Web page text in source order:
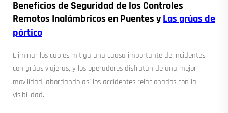
Beneficios de Seguridad de los Controles
Remotos Inalámbricos en Puentes yLas grúas de
pórtico
Eliminar los cables mitiga una causa importante de incidentes
con grúas viajeras, y los operadores disfrutan de una mejor
movilidad, abordando así los accidentes relacionados con la
visibilidad.